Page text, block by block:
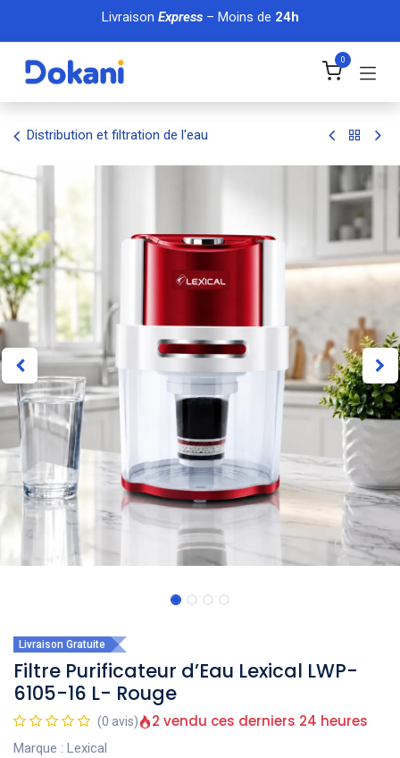
Se rendre au contenu
Livraison Express– Moins de 24h
0
Distribution et filtration de l'eau
Livraison Gratuite
Filtre Purificateur d’Eau Lexical LWP-
6105-16 L- Rouge
(0 avis) 2 vendu ces derniers 24 heures
Marque : Lexical